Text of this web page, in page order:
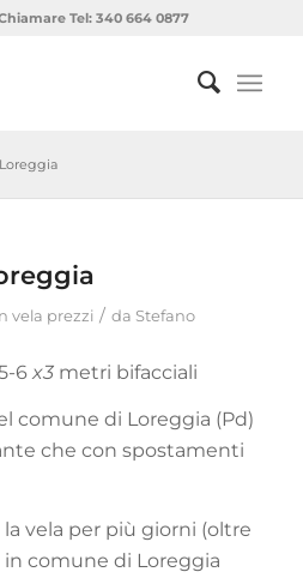
Tel: 340 664 0877
vela prezzi / da Stefano
6 x3metri bifacciali
comune di Loreggia (Pd)
che con spostamenti
vela per più giorni (oltre
comune di Loreggia